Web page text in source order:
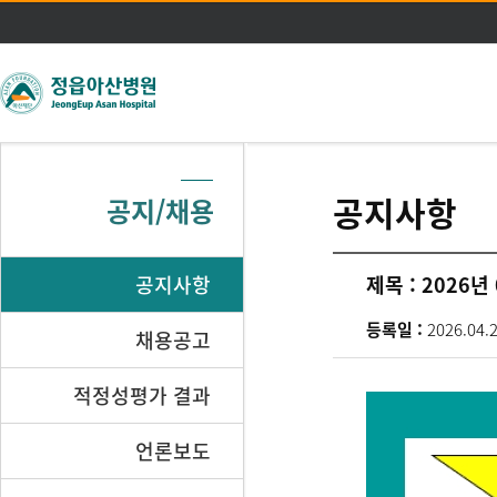
주메뉴 바로가기
본문 바로가기
공지/채용
공지사항
채용공고
적정성평가 결과
언론보도
공지사항
제목 : 2026년
등록일 :